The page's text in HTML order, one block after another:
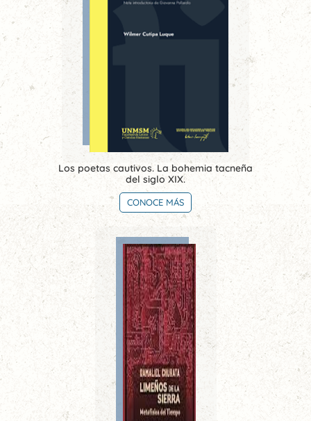
Los poetas cautivos. La bohemia tacneña
del siglo XIX.
CONOCE MÁS